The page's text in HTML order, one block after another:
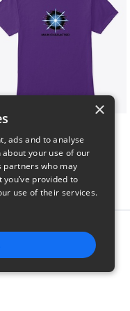
×
ads and to analyse
your use of our
partners who may
provided to
use of their services.
PERFORMANCE